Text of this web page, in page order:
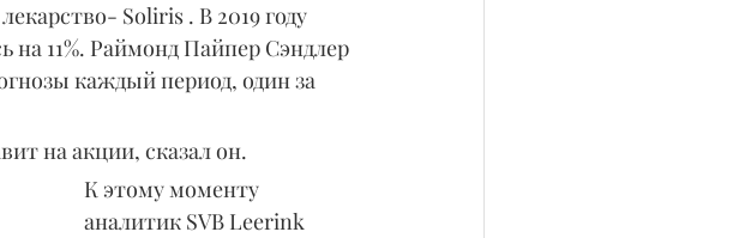
Soliris . В 2019 году
на 11%. Раймонд Пайпер Сэндлер
каждый период, один за
на акции, сказал он.
К этому моменту
аналитик SVB Leerink